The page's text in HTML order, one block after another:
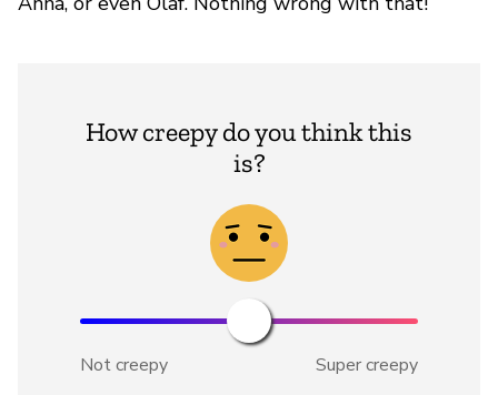
How creepy do you think this
is?
Not creepy Super creepy